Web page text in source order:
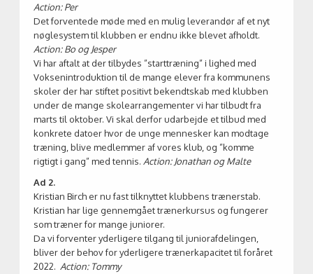
Action: Per
Det forventede møde med en mulig leverandør af et nyt
nøglesystem til klubben er endnu ikke blevet afholdt.
Action: Bo og Jesper
Vi har aftalt at der tilbydes ”starttræning” i lighed med
Voksenintroduktion til de mange elever fra kommunens
skoler der har stiftet positivt bekendtskab med klubben
under de mange skolearrangementer vi har tilbudt fra
marts til oktober. Vi skal derfor udarbejde et tilbud med
konkrete datoer hvor de unge mennesker kan modtage
træning, blive medlemmer af vores klub, og ”komme
rigtigt i gang” med tennis. Action: Jonathan og Malte
Ad 2.
Kristian Birch er nu fast tilknyttet klubbens trænerstab.
Kristian har lige gennemgået trænerkursus og fungerer
som træner for mange juniorer.
Da vi forventer yderligere tilgang til juniorafdelingen,
bliver der behov for yderligere trænerkapacitet til foråret
2022. Action: Tommy